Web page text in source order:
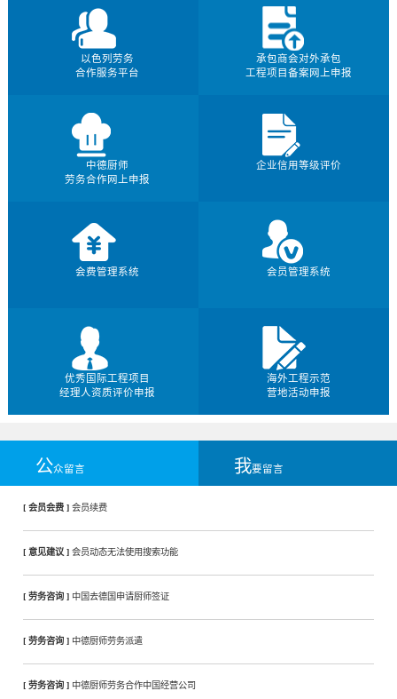
以色列劳务
合作服务平台
承包商会对外承包
工程项目备案网上申报
中德厨师
劳务合作网上申报
企业信用等级评价
会费管理系统 会员管理系统
优秀国际工程项目
经理人资质评价申报
海外工程示范
营地活动申报
公众留言 我要留言
[ 会员会费 ] 会员续费
[ 意见建议 ] 会员动态无法使用搜索功能
[ 劳务咨询 ] 中国去德国申请厨师签证
[ 劳务咨询 ] 中德厨师劳务派遣
[ 劳务咨询 ] 中德厨师劳务合作中国经营公司